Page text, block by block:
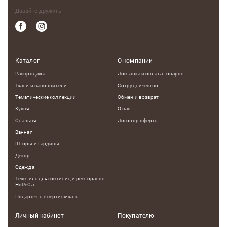
Давайте дружить
Каталог
Распродажа
Ткани и наполнители
Тематические коллекции
Кухня
Спальня
Ванная
Шторы и Гардины
Декор
Одежда
Текстиль для гостиниц и ресторанов
HoReCa
Подарочные сертификаты
О компании
Доставка и оплата товаров
Сотрудничество
Обмен и возврат
О нас
Договор оферты
Личный кабинет Покупателю